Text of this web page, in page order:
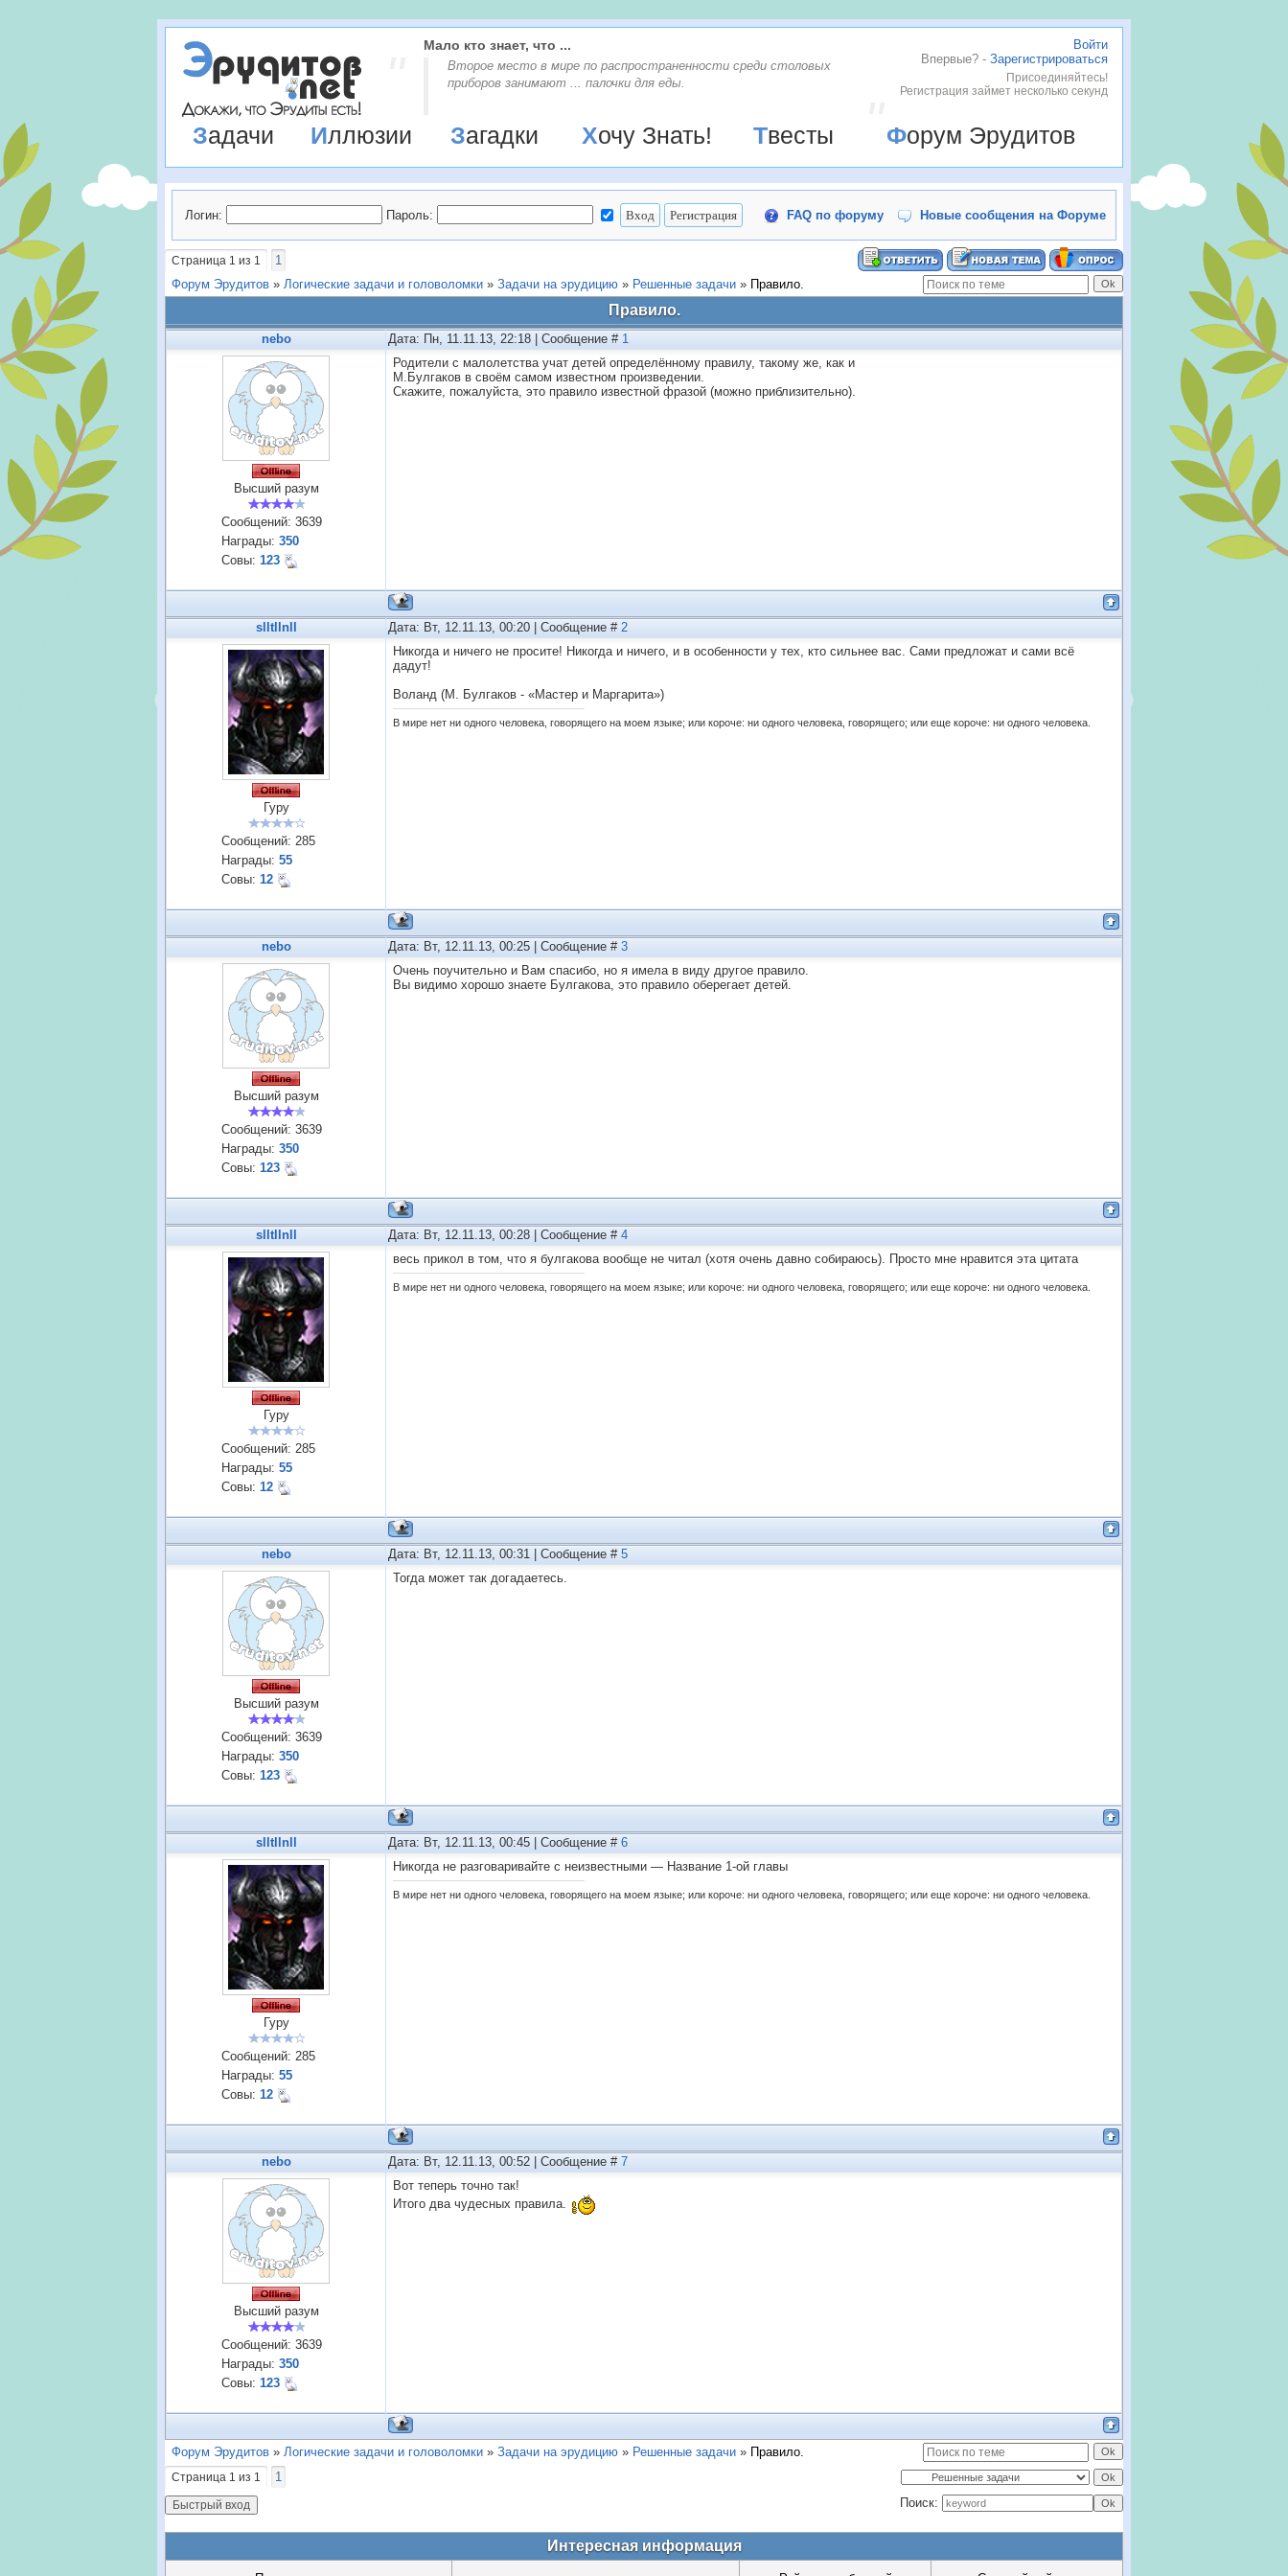
Войти
Впервые? - Зарегистрироваться
Присоединяйтесь!
Регистрация займет несколько секунд
Мало кто знает, что ...
Второе место в мире по распространенности среди столовых
приборов занимают ... палочки для еды.
Задачи Иллюзии Загадки Хочу Знать! Твесты Форум Эрудитов
Логин: Пароль: FAQ по форуму Новые сообщения на Форуме
Страница 1 из 1
1
Форум Эрудитов » Логические задачи и головоломки » Задачи на эрудицию » Решенные задачи » Правило.
Правило.
nebo Дата: Пн, 11.11.13, 22:18 | Сообщение # 1
Высший разум
Сообщений: 3639
Награды: 350
Совы: 123
Родители с малолетства учат детей определённому правилу, такому же, как и
М.Булгаков в своём самом известном произведении.
Скажите, пожалуйста, это правило известной фразой (можно приблизительно).
slltllnll Дата: Вт, 12.11.13, 00:20 | Сообщение # 2
Гуру
Сообщений: 285
Награды: 55
Совы: 12
Никогда и ничего не просите! Никогда и ничего, и в особенности у тех, кто сильнее вас. Сами предложат и сами всё
дадут!
Воланд (М. Булгаков - «Мастер и Маргарита»)
В мире нет ни одного человека, говорящего на моем языке; или короче: ни одного человека, говорящего; или еще короче: ни одного человека.
nebo Дата: Вт, 12.11.13, 00:25 | Сообщение # 3
Высший разум
Сообщений: 3639
Награды: 350
Совы: 123
Очень поучительно и Вам спасибо, но я имела в виду другое правило.
Вы видимо хорошо знаете Булгакова, это правило оберегает детей.
slltllnll Дата: Вт, 12.11.13, 00:28 | Сообщение # 4
Гуру
Сообщений: 285
Награды: 55
Совы: 12
весь прикол в том, что я булгакова вообще не читал (хотя очень давно собираюсь). Просто мне нравится эта цитата
В мире нет ни одного человека, говорящего на моем языке; или короче: ни одного человека, говорящего; или еще короче: ни одного человека.
nebo Дата: Вт, 12.11.13, 00:31 | Сообщение # 5
Высший разум
Сообщений: 3639
Награды: 350
Совы: 123
Тогда может так догадаетесь.
slltllnll Дата: Вт, 12.11.13, 00:45 | Сообщение # 6
Гуру
Сообщений: 285
Награды: 55
Совы: 12
Никогда не разговаривайте с неизвестными — Название 1-ой главы
В мире нет ни одного человека, говорящего на моем языке; или короче: ни одного человека, говорящего; или еще короче: ни одного человека.
nebo Дата: Вт, 12.11.13, 00:52 | Сообщение # 7
Высший разум
Сообщений: 3639
Награды: 350
Совы: 123
Вот теперь точно так!
Итого два чудесных правила.
Форум Эрудитов » Логические задачи и головоломки » Задачи на эрудицию » Решенные задачи » Правило.
Страница 1 из 1
1
Поиск:
Интересная информация